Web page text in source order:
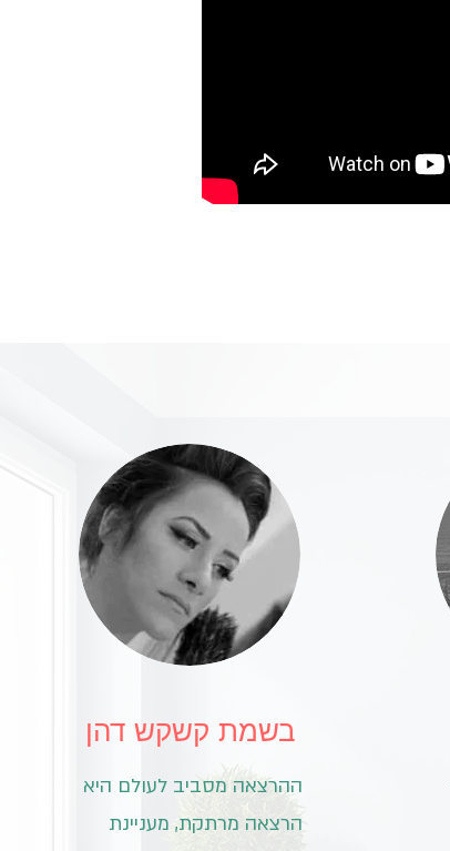
בשמת קשקש דהן
ההרצאה מסביב לעולם היא
הרצאה מרתקת, מעניינת